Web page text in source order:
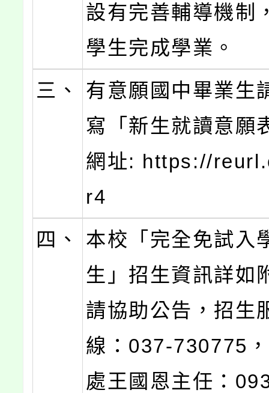
設有完善輔導機制
學生完成學業。
三、
有意願國中畢業生
寫「新生就讀意願
網址: https://
r4
四、
本校「完全免試入
生」招生資訊詳如
請協助公告，招生
線：037-730775
處王國恩主任：